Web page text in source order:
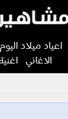
اعياد ميلاد اليوم
الاغاني